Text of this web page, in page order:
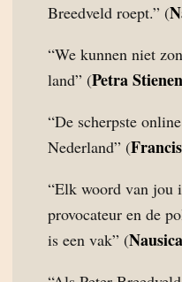
Breedveld roept.” (
“We kunnen niet
land” (Petra Stienen
“De scherpste
Nederland” (
“Elk woord van jou
provocateur en de
is een vak” (